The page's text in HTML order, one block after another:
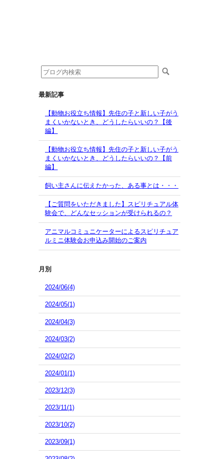
最新記事
【動物お役立ち情報】先住の子と新しい子がう
まくいかないとき、どうしたらいいの？【後
編】
【動物お役立ち情報】先住の子と新しい子がう
まくいかないとき、どうしたらいいの？【前
編】
飼い主さんに伝えたかった、ある事とは・・・
【ご質問をいただきました】スピリチュアル体
験会で、どんなセッションが受けられるの？
アニマルコミュニケーターによるスピリチュア
ルミニ体験会お申込み開始のご案内
月別
2024/06(4)
2024/05(1)
2024/04(3)
2024/03(2)
2024/02(2)
2024/01(1)
2023/12(3)
2023/11(1)
2023/10(2)
2023/09(1)